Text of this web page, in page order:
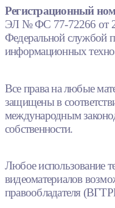
Регистрационный
ЭЛ № ФС 77-72266 от
Федеральной службой
информационных
Все права на любые
защищены в
международным
собственности.
Любое использование
видеоматериалов
правообладателя